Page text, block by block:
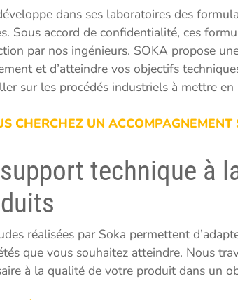
dans ses laboratoires des
Sous accord de confidentialité, ces
par nos ingénieurs. SOKA propose
et d’atteindre vos objectifs
sur les procédés industriels à mettre
CHERCHEZ UN
technique à
réalisées par Soka permettent
que vous souhaitez atteindre. Nous
à la qualité de votre produit dans un